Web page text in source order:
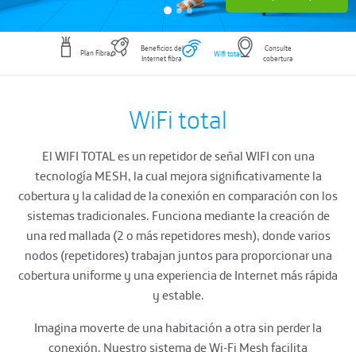
Plan Fibra
Beneficios del
Internet fibra
Wifitotal
Consulte
cobertura
WiFi total
El WIFI TOTAL es un repetidor de señal WIFI con una
tecnología MESH, la cual mejora significativamente la
cobertura y la calidad de la conexión en comparación con los
sistemas tradicionales. Funciona mediante la creación de
una red mallada (2 o más repetidores mesh), donde varios
nodos (repetidores) trabajan juntos para proporcionar una
cobertura uniforme y una experiencia de Internet más rápida
y estable.
Imagina moverte de una habitación a otra sin perder la
conexión. Nuestro sistema de Wi-Fi Mesh facilita